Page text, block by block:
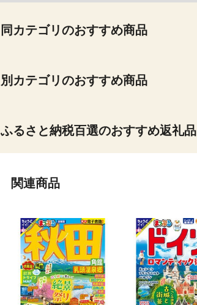
同カテゴリのおすすめ商品
別カテゴリのおすすめ商品
ふるさと納税百選のおすすめ返礼品
関連商品